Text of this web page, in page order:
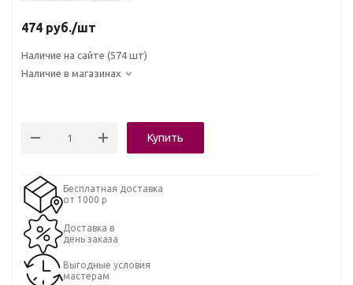
474 руб./шт
Наличие на сайте (574 шт)
Наличие в магазинах
Купить
Бесплатная доставка
от 1000 р
Доставка в
день заказа
Выгодные условия
мастерам